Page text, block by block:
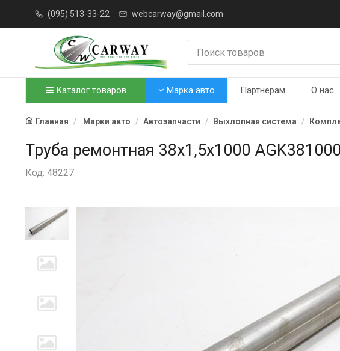
(095) 513-33-22 webcarway@gmail.com
Каталог товаров Марка авто Партнерам О нас
Главная Марки авто Автозапчасти Выхлопная система
Труба ремонтная 38х1,5х1000
Код: 48227